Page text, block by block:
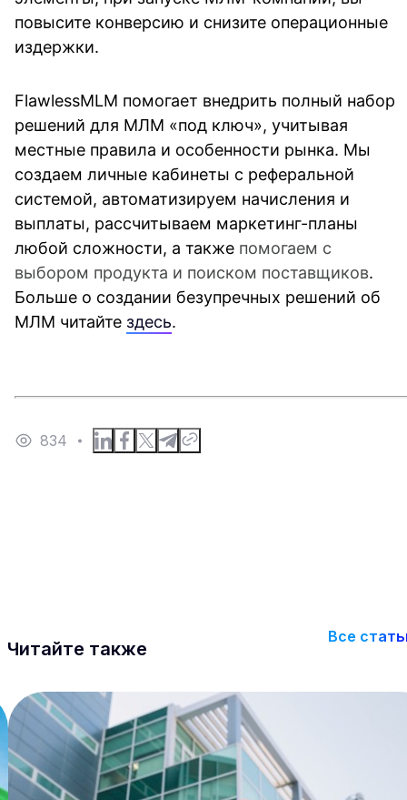
повысите конверсию и снизите операционные
издержки.
FlawlessMLM помогает внедрить полный набор
решений для МЛМ «под ключ», учитывая
местные правила и особенности рынка. Мы
создаем личные кабинеты с реферальной
системой, автоматизируем начисления и
выплаты, рассчитываем маркетинг-планы
любой сложности, а также помогаем с
выбором продукта и поиском поставщиков.
Больше о создании безупречных решений об
МЛМ читайте здесь.
834
Читайте также
Все